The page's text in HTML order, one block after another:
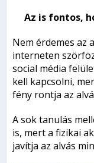
Az is fontos,
Nem érdemes az
interneten
social média
kell kapcsolni,
fény rontja az
A sok tanulás
is, mert a fizikai
javítja az alvás